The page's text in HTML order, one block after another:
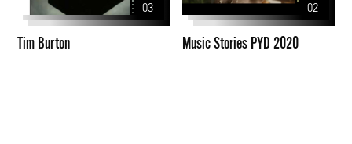
03
Tim Burton
02
Music Stories PYD 2020